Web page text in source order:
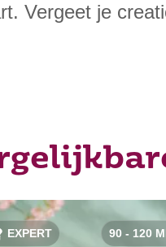
Vergeet je
EXPERT 90 - 120